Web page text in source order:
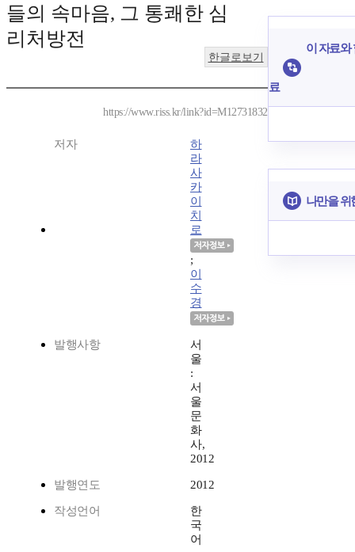
들의 속마음, 그 통쾌한 심
리처방전
한글로보기
https://www.riss.kr/link?id=M12731832
저자
하
라
사
카
이
치
로
;
이
수
경
발행사항
서
울
:
서
울
문
화
사,
2012
발행연도 2012
작성언어
한
국
어
이 자료와
료
나만을 위